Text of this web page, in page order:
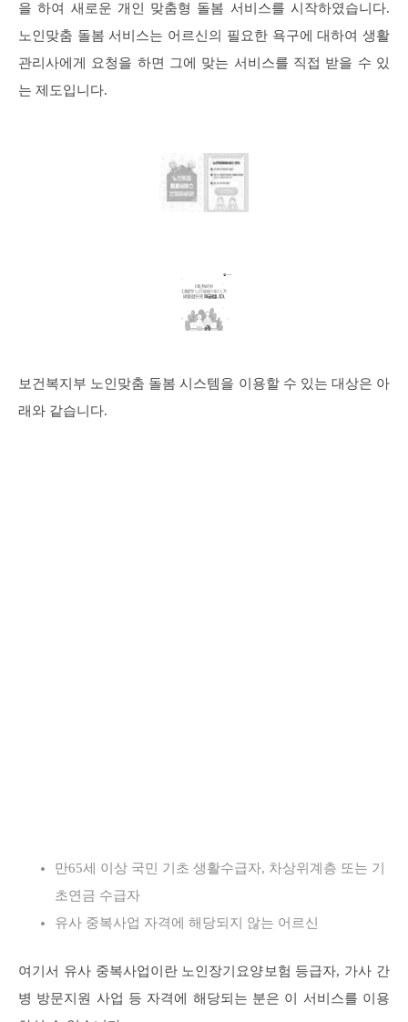
을 하여 새로운 개인 맞춤형 돌봄 서비스를 시작하였습니다.
노인맞춤 돌봄 서비스는 어르신의 필요한 욕구에 대하여 생활
관리사에게 요청을 하면 그에 맞는 서비스를 직접 받을 수 있
는 제도입니다.
보건복지부 노인맞춤 돌봄 시스템을 이용할 수 있는 대상은 아
래와 같습니다.
만65세 이상 국민 기초 생활수급자, 차상위계층 또는 기
초연금 수급자
유사 중복사업 자격에 해당되지 않는 어르신
여기서 유사 중복사업이란 노인장기요양보험 등급자, 가사 간
병 방문지원 사업 등 자격에 해당되는 분은 이 서비스를 이용